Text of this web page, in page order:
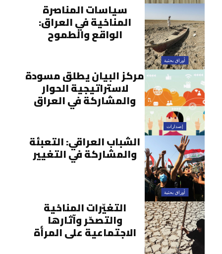
أوراق بحثية
سياسات المناصرة
المناخية في العراق:
الواقع والطموح
إصدارات
مركز البيان يطلق مسودة
لاستراتيجية الحوار
والمشاركة في العراق
أوراق بحثية
الشباب العراقي: التعبئة
والمشاركة في التغيير
التغيّرات المناخية
والتصحّر وآثارها
الاجتماعية على المرأة